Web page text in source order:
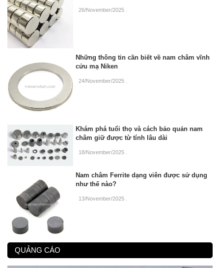
26/November/2025
Những thông tin cần biết về nam châm vĩnh
cửu mạ Niken
24/November/2025 .
Khám phá tuổi thọ và cách bảo quản nam
châm giữ được từ tính lâu dài
18/November/2025
Nam châm Ferrite dạng viên được sử dụng
như thế nào?
13/November/2025
QUẢNG CÁO